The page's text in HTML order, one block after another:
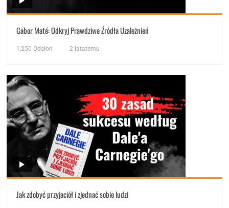
Gabor Maté: Odkryj Prawdziwe Źródła Uzależnień
1,250 Odsłon 2 latatemu
Jak zdobyć przyjaciół i zjednać sobie ludzi